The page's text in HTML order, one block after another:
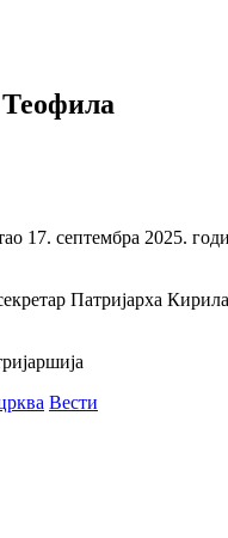
17. септембра 2025.
Патријарха
Вести